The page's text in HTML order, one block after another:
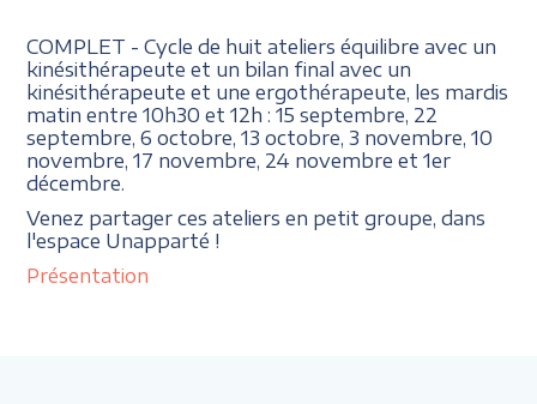
COMPLET - Cycle de huit ateliers équilibre avec un
kinésithérapeute et un bilan final avec un
kinésithérapeute et une ergothérapeute, les mardis
matin entre 10h30 et 12h : 15 septembre, 22
septembre, 6 octobre, 13 octobre, 3 novembre, 10
novembre, 17 novembre, 24 novembre et 1er
décembre.
Venez partager ces ateliers en petit groupe, dans
l'espace Unapparté !
Présentation